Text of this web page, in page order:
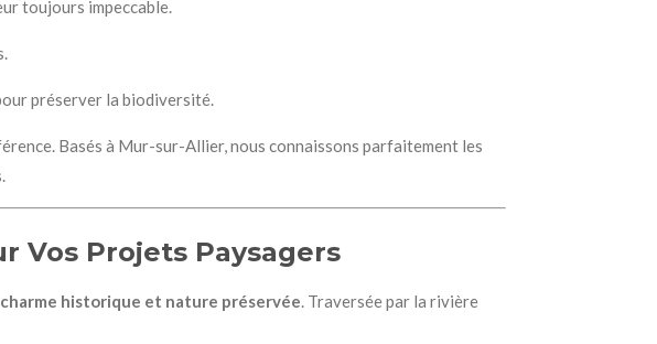
toujours impeccable.
préserver la biodiversité.
Basés à Mur-sur-Allier, nous connaissons parfaitement les
Vos Projets Paysagers
charme historique et nature préservée. Traversée par la rivière